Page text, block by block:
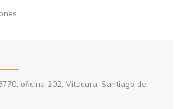
oficina 202, Vitacura, Santiago de